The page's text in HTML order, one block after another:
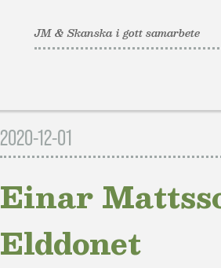
JM & Skanska i gott samarbete
2020-12-01
Einar
Elddonet